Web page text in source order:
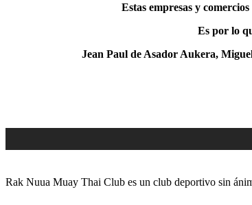
Estas empresas y
Es por lo
Jean Paul de Asador Aukera,
Rak Nuua Muay Thai Club es un club deportivo sin